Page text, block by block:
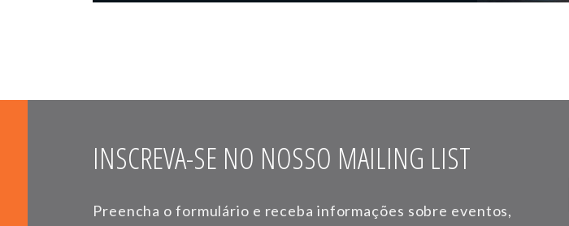
INSCREVA-SE NO NOSSO MAILING LIST
Preencha o formulário e receba informações sobre eventos,